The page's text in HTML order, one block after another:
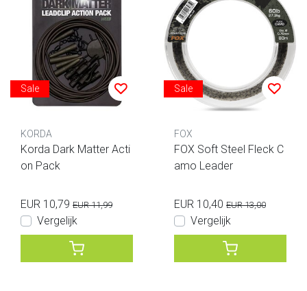
Sale
KORDA
Korda Dark Matter Acti
on Pack
EUR 10,79 EUR 11,99
Vergelijk
Sale
FOX
FOX Soft Steel Fleck C
amo Leader
EUR 10,40 EUR 13,00
Vergelijk